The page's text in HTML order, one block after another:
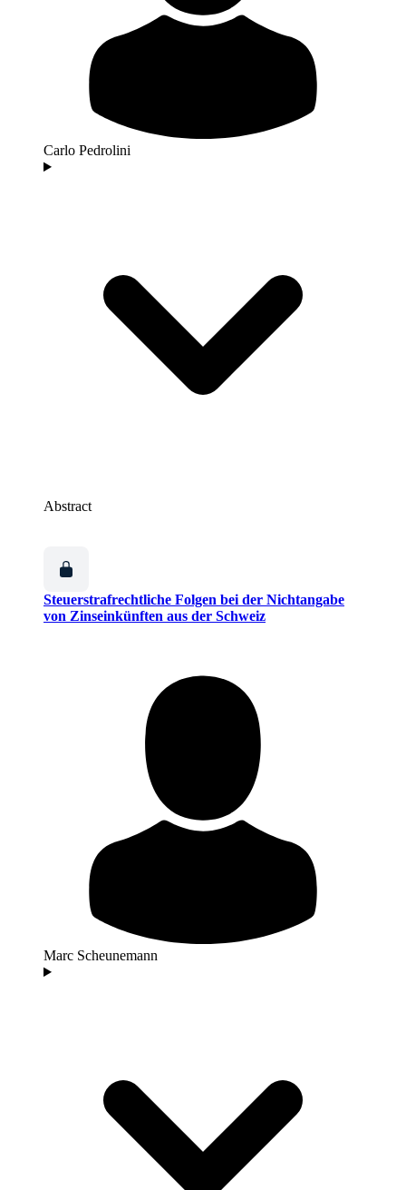
Carlo Pedrolini
Abstract
Steuerstrafrechtliche Folgen bei der Nichtangabe
von Zinseinkünften aus der Schweiz
Marc Scheunemann